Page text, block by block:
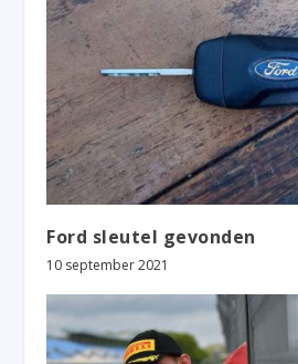
Ford sleutel gevonden
10 september 2021